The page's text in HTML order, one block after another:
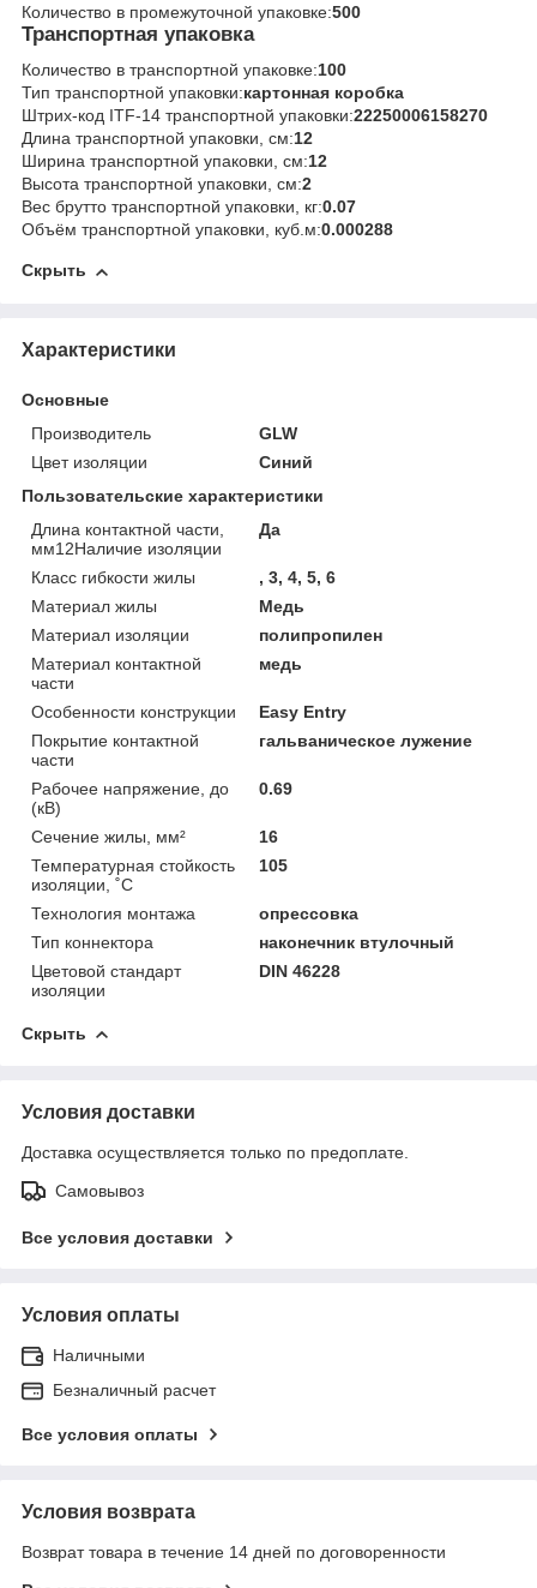
Количество в промежуточной упаковке:500
Транспортная упаковка
Количество в транспортной упаковке:100
Тип транспортной упаковки:картонная коробка
Штрих-код ITF-14 транспортной упаковки:22250006158270
Длина транспортной упаковки, см:12
Ширина транспортной упаковки, см:12
Высота транспортной упаковки, см:2
Вес брутто транспортной упаковки, кг:0.07
Объём транспортной упаковки, куб.м:0.000288
Скрыть
Характеристики
Основные
Производитель
GLW
Цвет изоляции
Синий
Пользовательские характеристики
Длина контактной части,
мм12Наличие изоляции
Да
Класс гибкости жилы
, 3, 4, 5, 6
Материал жилы
Медь
Материал изоляции
полипропилен
Материал контактной
части
медь
Особенности конструкции
Easy Entry
Покрытие контактной
части
гальваническое лужение
Рабочее напряжение, до
(кВ)
0.69
Сечение жилы, мм²
16
Температурная стойкость
изоляции, ˚С
105
Технология монтажа
опрессовка
Тип коннектора
наконечник втулочный
Цветовой стандарт
изоляции
DIN 46228
Скрыть
Условия доставки
Доставка осуществляется только по предоплате.
Самовывоз
Все условия доставки
Условия оплаты
Наличными
Безналичный расчет
Все условия оплаты
Условия возврата
Возврат товара в течение 14 дней по договоренности